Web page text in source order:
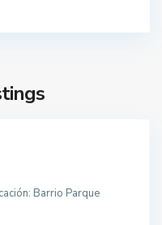
Barrio Parque